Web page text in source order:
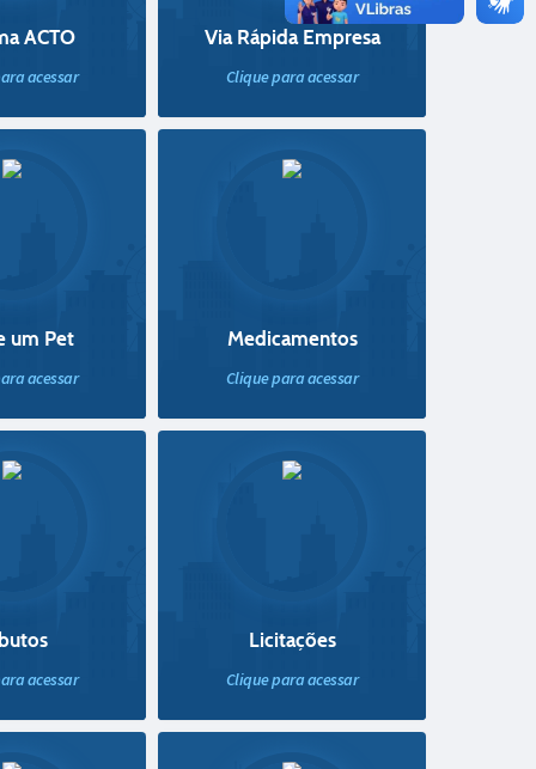
ACTO
acessar
Via Rápida Empresa
Clique para acessar
um Pet
acessar
Medicamentos
Clique para acessar
acessar
Licitações
Clique para acessar